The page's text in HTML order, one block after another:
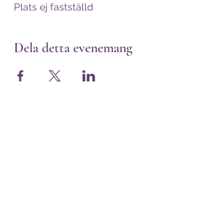
Plats ej fastställd
Dela detta evenemang